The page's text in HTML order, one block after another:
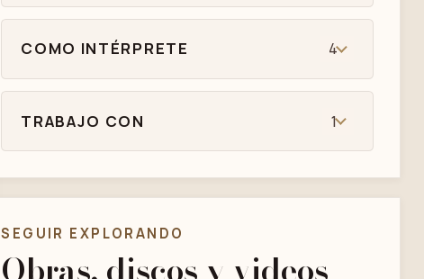
COMO INTÉRPRETE 4
TRABAJO CON 1
SEGUIR EXPLORANDO